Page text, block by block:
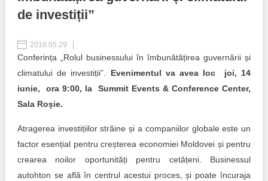
Inițiative în derulare
Inițiative desfășurate
Manual de proceduri
Note & poziții​
Organigrama IDIS
Politici regionale
Bunele practici
Laborator sociometric
Transparența guvernării locale
People Watch
Proces democratic
de investiții”
2018.05.29
Conferința „Rolul businessului în îmbunătățirea guvernării și
climatului de investiții”. Evenimentul va avea loc joi, 14
iunie, ora 9:00, la Summit Events & Conference Center,
Sala Roșie.
Atragerea investițiilor străine și a companiilor globale este un
factor esențial pentru creșterea economiei Moldovei și pentru
crearea noilor oportunități pentru cetățeni. Businessul
autohton se află în centrul acestui proces, și poate încuraja